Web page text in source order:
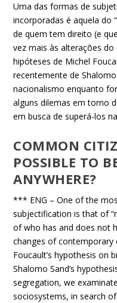
Uma das formas de
incorporadas é aquela do
de quem tem direito (e
vez mais às alterações
hipóteses de Michel
recentemente de
nacionalismo enquanto
alguns dilemas em torno
em busca de superá-los
COMMON
POSSIBLE TO
ANYWHERE?
*** ENG – One of the
subjectification is that of
of who has and does not
changes of contemporary
Foucault’s hypothesis on
Shalomo Sand’s
segregation, we
sociosystems, in search